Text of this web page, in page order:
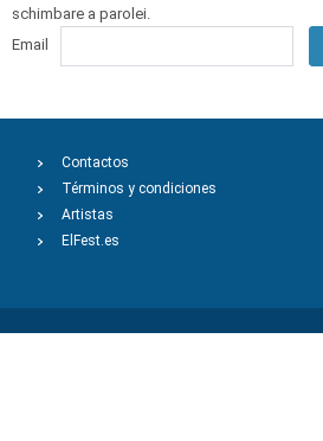
schimbare a parolei.
Email
Contactos
Términos y condiciones
Artistas
ElFest.es